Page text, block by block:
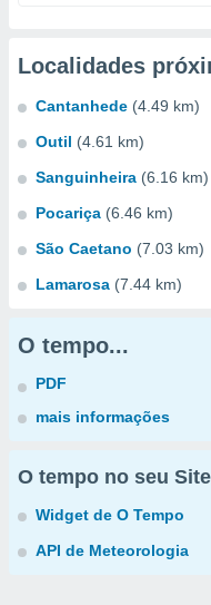
Localidades
Cantanhede (4.49 km)
Outil (4.61 km)
Sanguinheira (6.16 km)
Pocariça (6.46 km)
São Caetano (7.03 km)
Lamarosa (7.44 km)
O tempo...
PDF
mais informações
O tempo no seu Site
Widget de O Tempo
API de Meteorologia